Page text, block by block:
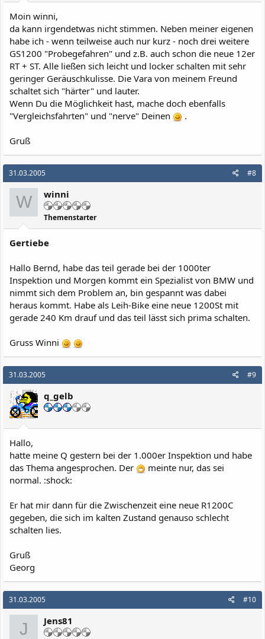
Moin winni,
da kann irgendetwas nicht stimmen. Neben meiner eigenen
habe ich - wenn teilweise auch nur kurz - noch drei weitere
GS1200 "Probegefahren" und z.B. auch schon die neue 12er
RT + ST. Alle ließen sich leicht und locker schalten mit sehr
geringer Geräuschkulisse. Die Vara von meinem Freund
schaltet sich "härter" und lauter.
Wenn Du die Möglichkeit hast, mache doch ebenfalls
"Vergleichsfahrten" und "nerve" Deinen
.
Gruß
31.03.2005 #8
W winni
Themenstarter
Gertiebe
Hallo Bernd, habe das teil gerade bei der 1000ter
Inspektion und Morgen kommt ein Spezialist von BMW und
nimmt sich dem Problem an, bin gespannt was dabei
heraus kommt. Habe als Leih-Bike eine neue 1200St mit
gerade 240 Km drauf und das teil lässt sich prima schalten.
Gruss Winni
31.03.2005 #9
q_gelb
Hallo,
hatte meine Q gestern bei der 1.000er Inspektion und habe
das Thema angesprochen. Der
meinte nur, das sei
normal. :shock:
Er hat mir dann für die Zwischenzeit eine neue R1200C
gegeben, die sich im kalten Zustand genauso schlecht
schalten lies.
Gruß
Georg
31.03.2005 #10
J Jens81